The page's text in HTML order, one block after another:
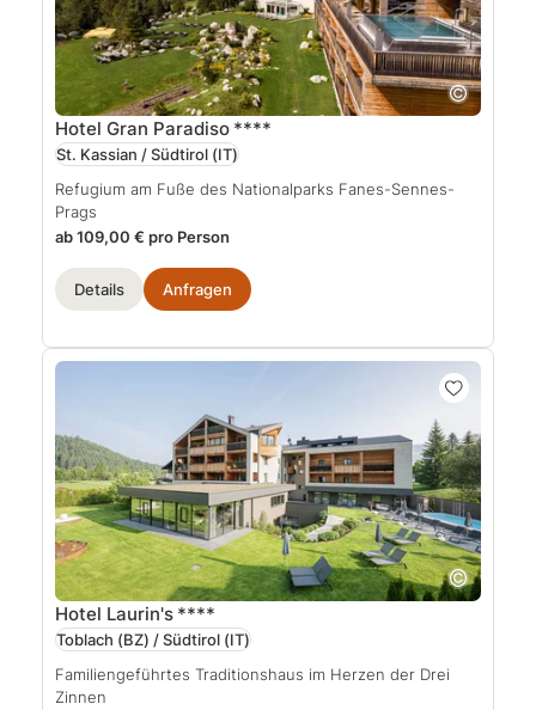
Hotel Gran Paradiso ****
St. Kassian / Südtirol (IT)
Refugium am Fuße des Nationalparks Fanes-Sennes-
Prags
ab 109,00 € pro Person
Details Anfragen
Hotel Laurin's ****
Toblach (BZ) / Südtirol (IT)
Familiengeführtes Traditionshaus im Herzen der Drei
Zinnen